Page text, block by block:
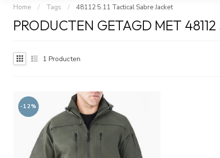
Home / Tags / 48112 5.11 Tactical Sabre Jacket
PRODUCTEN GETAGD MET
1 Producten
-12%